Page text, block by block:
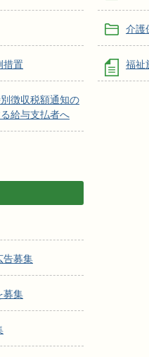
措置
徴収税額通知の
給与支払者へ
介護
福祉
告募集
募集